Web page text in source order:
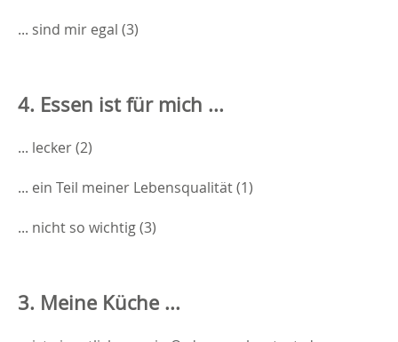
... sind mir egal (3)
4. Essen ist für mich ...
... lecker (2)
... ein Teil meiner Lebensqualität (1)
... nicht so wichtig (3)
3. Meine Küche ...